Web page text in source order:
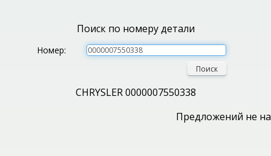
Поиск по номеру детали
Номер:
Поиск
CHRYSLER 0000007550338
Предложений не